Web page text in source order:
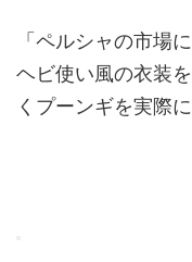
「ペルシャの市場
ヘビ使い風の衣装
くプーンギを実際